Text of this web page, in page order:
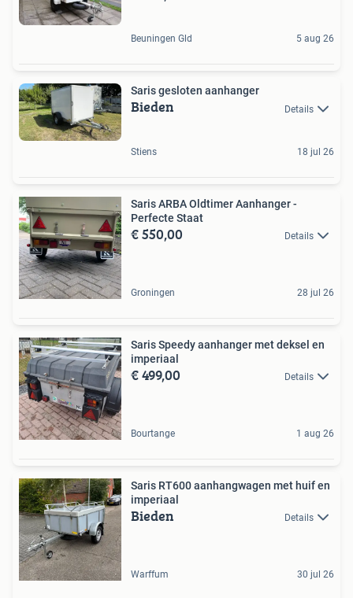
Beuningen Gld 5 aug 26
Saris gesloten aanhanger
Bieden Details
Stiens 18 jul 26
Saris ARBA Oldtimer Aanhanger -
Perfecte Staat
€ 550,00 Details
Groningen 28 jul 26
Saris Speedy aanhanger met deksel en
imperiaal
€ 499,00 Details
Bourtange 1 aug 26
Saris RT600 aanhangwagen met huif en
imperiaal
Bieden Details
Warffum 30 jul 26